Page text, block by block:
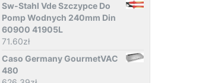
Sw-Stahl Vde Szczypce Do
Pomp Wodnych 240mm Din
60900 41905L
71.60zł
Caso Germany GourmetVAC
480